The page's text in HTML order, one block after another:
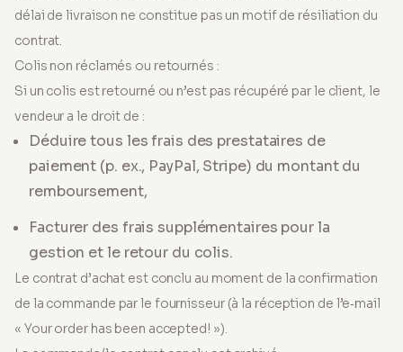
délai de livraison ne constitue pas un motif de résiliation du
contrat.
Colis non réclamés ou retournés :
Si un colis est retourné ou n’est pas récupéré par le client, le
vendeur a le droit de :
Déduire tous les frais des prestataires de
paiement (p. ex., PayPal, Stripe) du montant du
remboursement,
Facturer des frais supplémentaires pour la
gestion et le retour du colis.
Le contrat d’achat est conclu au moment de la confirmation
de la commande par le fournisseur (à la réception de l’e‑mail
« Your order has been accepted! »).